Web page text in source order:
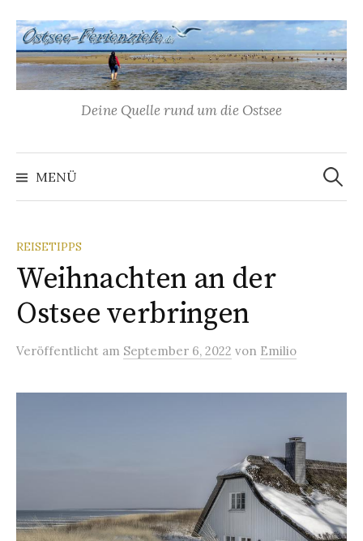
zum
Inhalt
Deine Quelle rund um die Ostsee
MENÜ
Suchen
nach:
REISETIPPS
Weihnachten an der
Ostsee verbringen
Veröffentlicht am September 6, 2022 von Emilio